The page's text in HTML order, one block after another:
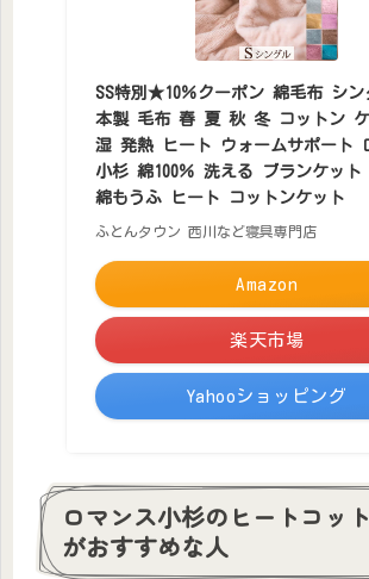
SS特別★10％クーポン 綿毛布 シン
本製 毛布 春 夏 秋 冬 コットン
湿 発熱 ヒート ウォームサポート
小杉 綿100％ 洗える ブランケット
綿もうふ ヒート コットンケット
ふとんタウン 西川など寝具専門店
Amazon
楽天市場
Yahooショッピング
ロマンス小杉のヒートコッ
がおすすめな人